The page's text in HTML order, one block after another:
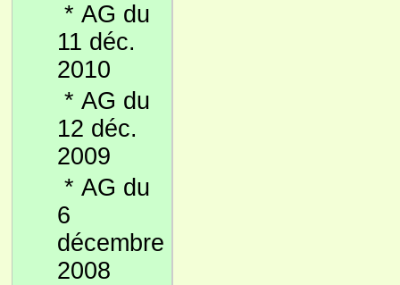
* AG du
11 déc.
2010
* AG du
12 déc.
2009
* AG du
6
décembre
2008